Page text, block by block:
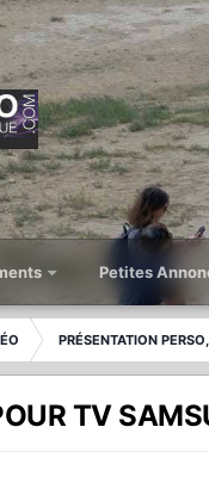
Petites
PRÉSENTATION
TV